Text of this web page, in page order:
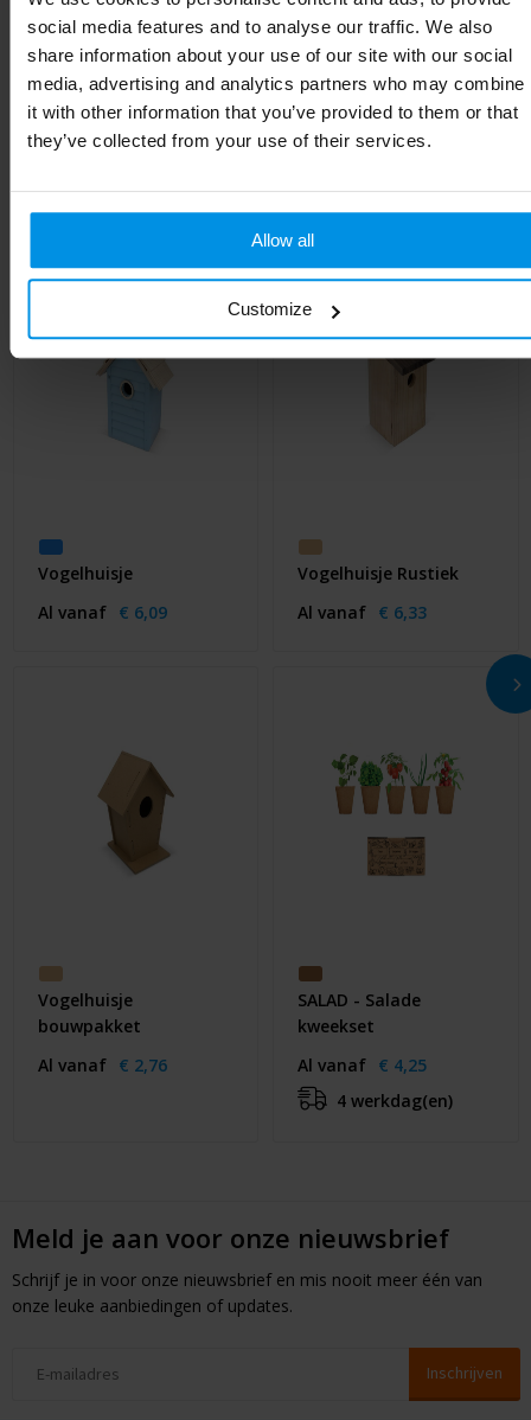
social media features and to analyse our traffic. We also
share information about your use of our site with our social
media, advertising and analytics partners who may combine
it with other information that you’ve provided to them or that
they’ve collected from your use of their services.
Allow all
Customize
Breedte 4.5 cm
Lengte 4.5 cm
Gerelateerde producten
Vogelhuisje
Al vanaf € 6,09
Vogelhuisje Rustiek
Al vanaf € 6,33
Vogelhuisje
bouwpakket
Al vanaf € 2,76
SALAD - Salade
kweekset
Al vanaf € 4,25
4 werkdag(en)
Meld je aan voor onze nieuwsbrief
Schrijf je in voor onze nieuwsbrief en mis nooit meer één van
onze leuke aanbiedingen of updates.